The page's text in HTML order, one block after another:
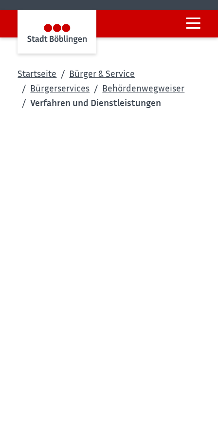
Startseite
Bürger & Service
Bürgerservices
Behördenwegweiser
Verfahren und Dienstleistungen